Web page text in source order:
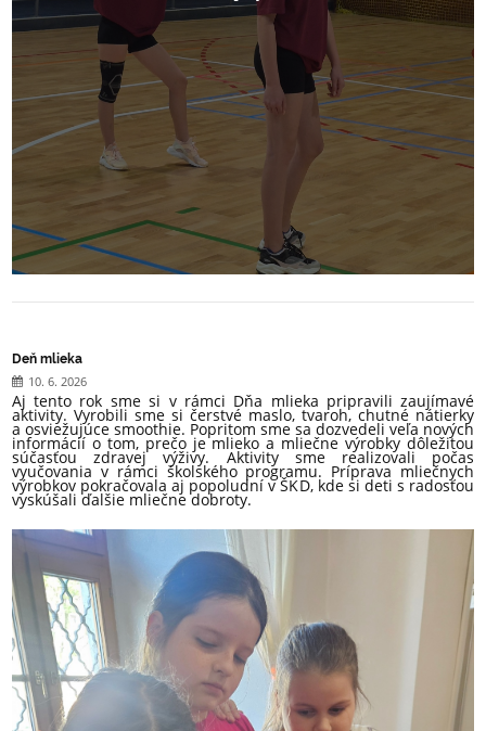
Deň mlieka
10. 6. 2026
Aj tento rok sme si v rámci Dňa mlieka pripravili zaujímavé
aktivity. Vyrobili sme si čerstvé maslo, tvaroh, chutné nátierky
a osviežujúce smoothie. Popritom sme sa dozvedeli veľa nových
informácií o tom, prečo je mlieko a mliečne výrobky dôležitou
súčasťou zdravej výživy. Aktivity sme realizovali počas
vyučovania v rámci školského programu. Príprava mliečnych
výrobkov pokračovala aj popoludní v ŠKD, kde si deti s radosťou
vyskúšali ďalšie mliečne dobroty.